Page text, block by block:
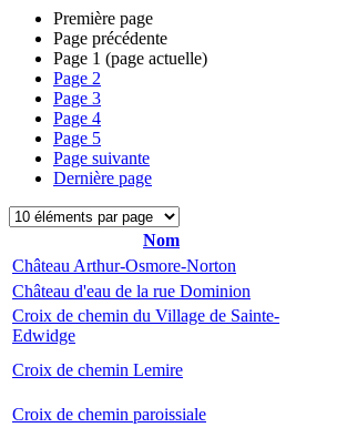
Première page
Page précédente
Page 1 (page actuelle)
Page 2
Page 3
Page 4
Page 5
Page suivante
Dernière page
Nom
Château Arthur-Osmore-Norton
Château d'eau de la rue Dominion
Croix de chemin du Village de Sainte-
Edwidge
Croix de chemin Lemire
Croix de chemin paroissiale